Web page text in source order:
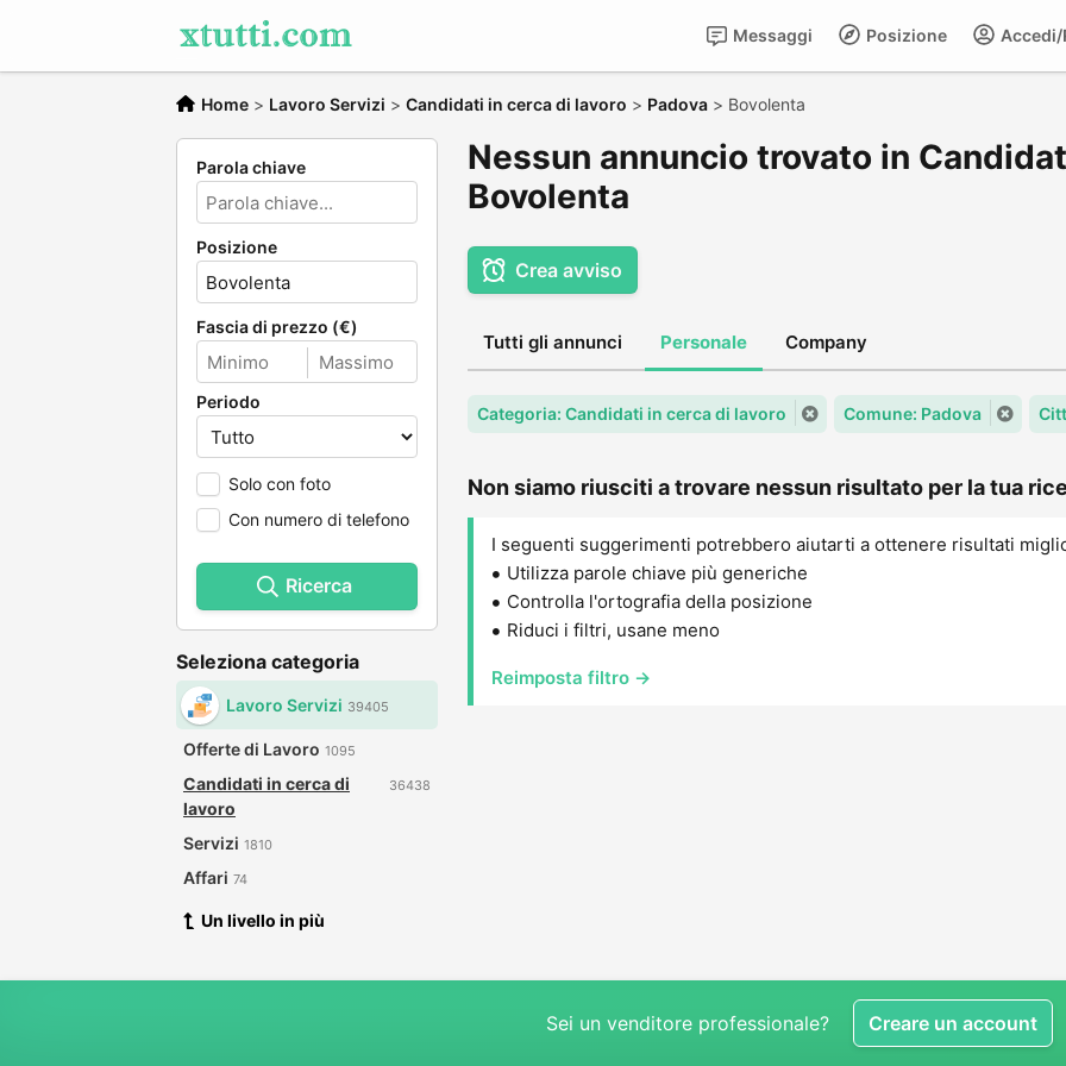
Posizione
Messaggi
Home > Lavoro Servizi > Candidati in cerca di lavoro > Padova > Bovolenta
Parola chiave
Posizione
Fascia di prezzo (€)
Periodo
Solo con foto
Con numero di telefono
Ricerca
Seleziona categoria
Lavoro Servizi 39405
Offerte di Lavoro 1095
Candidati in cerca di
lavoro
36438
Servizi 1810
Affari 74
Un livello in più
Nessun annuncio trovato in
Bovolenta
Crea avviso
Tutti gli annunci Personale Company
Categoria: Candidati in cerca di lavoro Comune: Padova
Non siamo riusciti a trovare nessun risultato per la tua
I seguenti suggerimenti potrebbero aiutarti a ottenere risultati
Utilizza parole chiave più generiche
Controlla l'ortografia della posizione
Riduci i filtri, usane meno
Reimposta filtro →
Sei un venditore professionale? Creare un account